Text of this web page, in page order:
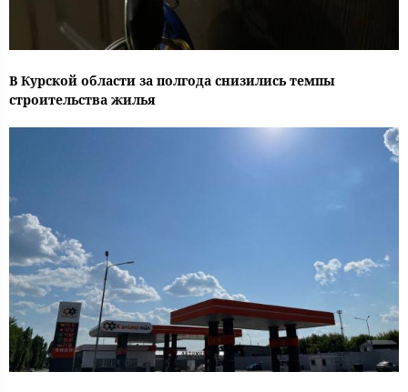
В Курской области за полгода снизились темпы
строительства жилья